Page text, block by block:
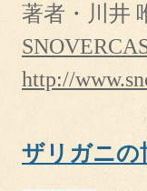
著者・川井
http://
ザリガニ